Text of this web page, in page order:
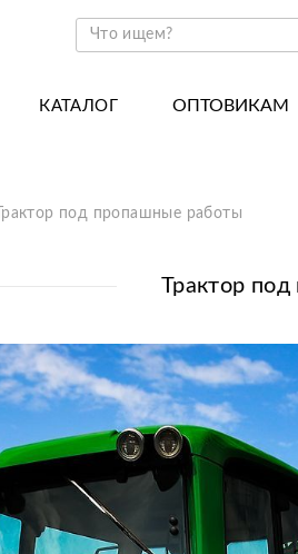
КАТАЛОГ
Навесное оборудование для
Прицепы
Запчасти
ОПТОВИКАМ
Трактор под пропашные работы
Трактор